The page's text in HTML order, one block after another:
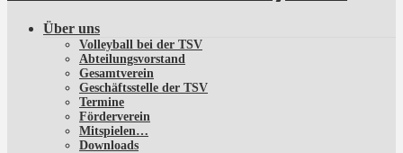
Über uns
Volleyball bei der TSV
Abteilungsvorstand
Gesamtverein
Geschäftsstelle der TSV
Termine
Förderverein
Mitspielen…
Downloads